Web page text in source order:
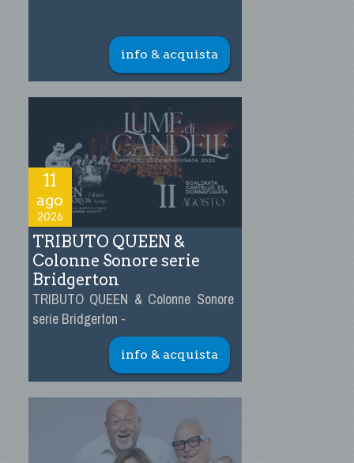
info & acquista
11
ago
2026
TRIBUTO QUEEN &
Colonne Sonore serie
Bridgerton
TRIBUTO QUEEN & Colonne Sonore
serie Bridgerton -
info & acquista